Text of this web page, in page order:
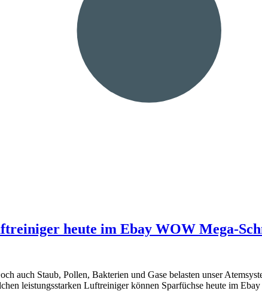
heute im Ebay WOW Mega-
auch Staub, Pollen, Bakterien und Gase belasten unser
leistungsstarken Luftreiniger können Sparfüchse heute im